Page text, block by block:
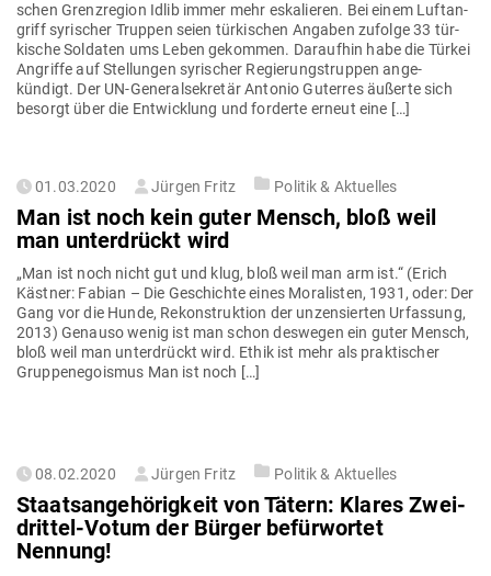
schen Grenz­region Idlib immer mehr eska­lieren. Bei einem Luft­an­
griff syri­scher Truppen seien tür­ki­schen Angaben zufolge 33 tür­
kische Sol­daten ums Leben gekommen. Dar­aufhin habe die Türkei
Angriffe auf Stel­lungen syri­scher Regie­rungs­truppen ange­
kündigt. Der UN-Gene­ral­­se­­k­retär Antonio Guterres äußerte sich
besorgt über die Ent­wicklung und for­derte erneut eine […]
Gepostet
01.03.2020 Jürgen Fritz Politik & Aktuelles
Man ist noch kein guter Mensch, bloß weil
man unter­drückt wird
„Man ist noch nicht gut und klug, bloß weil man arm ist.“ (Erich
Kästner: Fabian – Die Geschichte eines Mora­listen, 1931, oder: Der
Gang vor die Hunde, Rekon­struktion der unzen­sierten Urfassung,
2013) Genauso wenig ist man schon des­wegen ein guter Mensch,
bloß weil man unter­drückt wird. Ethik ist mehr als prak­ti­scher
Grup­pen­ego­ismus Man ist noch […]
Gepostet
08.02.2020 Jürgen Fritz Politik & Aktuelles
Staats­an­ge­hö­rigkeit von Tätern: Klares Zwei­
drittel-Votum der Bürger befür­wortet
Nennung!